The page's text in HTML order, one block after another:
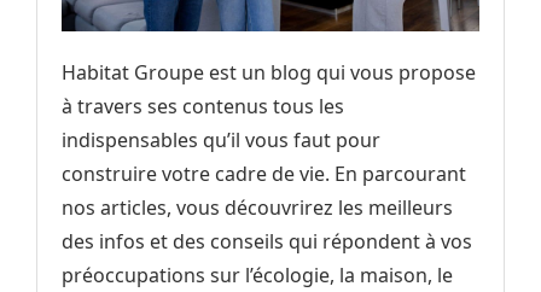
Habitat Groupe est un blog qui vous propose
à travers ses contenus tous les
indispensables qu’il vous faut pour
construire votre cadre de vie. En parcourant
nos articles, vous découvrirez les meilleurs
des infos et des conseils qui répondent à vos
préoccupations sur l’écologie, la maison, le